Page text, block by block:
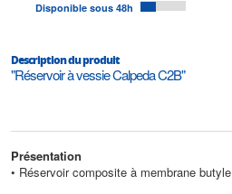
Disponible sous 48h
Description du produit
"Réservoir à vessie Calpeda C2B"
Présentation
• Réservoir composite à membrane butyle